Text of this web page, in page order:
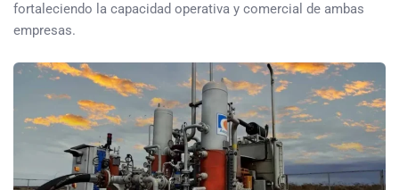
fortaleciendo la capacidad operativa y comercial de ambas
empresas.